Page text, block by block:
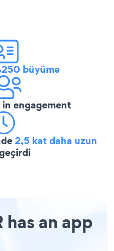
büyüme
in engagement
2,5 kat daha uzun
has an app